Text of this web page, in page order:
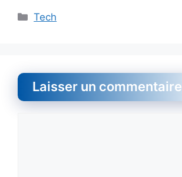
Catégories
Tech
Laisser un commentaire